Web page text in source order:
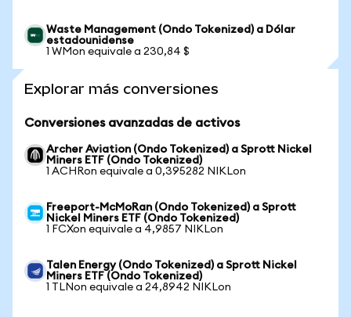
Waste Management (Ondo Tokenized) a Dólar
estadounidense
1 WMon equivale a 230,84 $
Explorar más conversiones
Conversiones avanzadas de activos
Archer Aviation (Ondo Tokenized) a Sprott Nickel
Miners ETF (Ondo Tokenized)
1 ACHRon equivale a 0,395282 NIKLon
Freeport-McMoRan (Ondo Tokenized) a Sprott
Nickel Miners ETF (Ondo Tokenized)
1 FCXon equivale a 4,9857 NIKLon
Talen Energy (Ondo Tokenized) a Sprott Nickel
Miners ETF (Ondo Tokenized)
1 TLNon equivale a 24,8942 NIKLon